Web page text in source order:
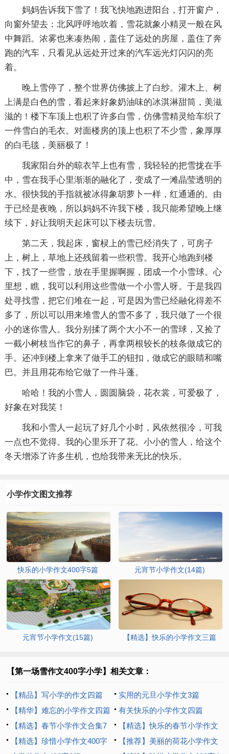
妈妈告诉我下雪了！我飞快地跑进阳台，打开窗户，
向窗外望去：北风呼呼地吹着，雪花就象小精灵一般在风
中舞蹈。浓雾也来凑热闹，盖住了远处的房屋，盖住了奔
跑的汽车，只看见从远处开过来的汽车远光灯闪闪的亮
着。
晚上雪停了，整个世界仿佛披上了白纱。灌木上、树
上满是白色的雪，看起来好象奶油味的冰淇淋甜筒，美滋
滋的！楼下车顶上也积了许多白雪，仿佛雪精灵给车织了
一件雪白的毛衣。对面楼房的顶上也积了不少雪，象厚厚
的白毛毯，美丽极了！
我家阳台外的晾衣竿上也有雪，我轻轻的把雪拢在手
中，雪在我手心里渐渐的融化了，变成了一滩晶莹透明的
水。很快我的手指就被冰得象胡萝卜一样，红通通的。由
于已经是夜晚，所以妈妈不许我下楼，我只能希望晚上继
续下，好让我明天起床可以下楼去玩雪。
第二天，我起床，窗棂上的雪已经消失了，可房子
上，树上，草地上还残留着一些积雪。我开心地跑到楼
下，找了一些雪，放在手里握啊握，团成一个小雪球。心
里想，瞧，我可以利用这些雪做一个小雪人呀。于是我四
处寻找雪，把它们堆在一起，可是因为雪已经融化得差不
多了，所以可以用来堆雪人的雪不多了，我只做了一个很
小的迷你雪人。我分别揉了两个大小不一的雪球，又捡了
一截小树枝当作它的鼻子，再拿两根较长的枝条做成它的
手。还冲到楼上拿来了做手工的钮扣，做成它的眼睛和嘴
巴。并且用花布给它做了一件斗蓬。
哈哈！我的小雪人，圆圆脑袋，花衣裳，可爱极了，
好象在对我笑！
我和小雪人一起玩了好几个小时，风依然很冷，可我
一点也不觉得。我的心里乐开了花。小小的雪人，给这个
冬天增添了许多生机，也给我带来无比的快乐。
小学作文图文推荐
快乐的小学作文400字5篇 元宵节小学作文(14篇)
元宵节小学作文(15篇) 【精选】快乐的小学作文三篇
【第一场雪作文400字小学】相关文章：
【精品】写小学的作文四篇
实用的元旦小学作文3篇
【精华】难忘的小学作文四篇
有关快乐的小学作文四篇
【精选】春节小学作文合集7
篇
【精选】快乐的春节小学作文
四篇
【精选】珍惜小学作文400字
【推荐】美丽的荷花小学作文